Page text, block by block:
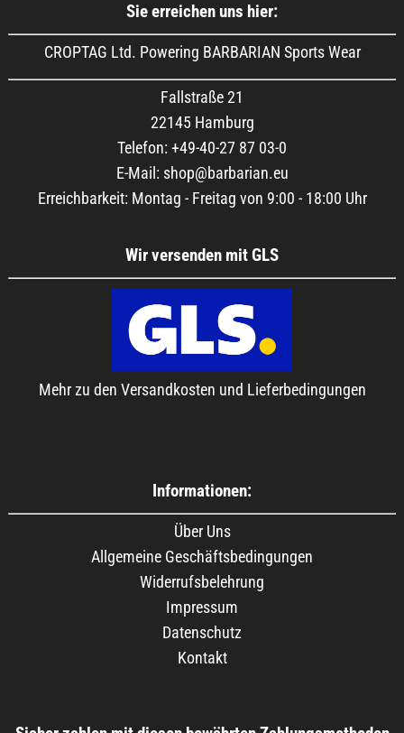
Sie erreichen uns hier:
CROPTAG Ltd. Powering BARBARIAN Sports Wear
Fallstraße 21
22145 Hamburg
Telefon: +49-40-27 87 03-0
E-Mail: shop@barbarian.eu
Erreichbarkeit: Montag - Freitag von 9:00 - 18:00 Uhr
Wir versenden mit GLS
Mehr zu den Versandkosten und Lieferbedingungen
Informationen:
Über Uns
Allgemeine Geschäftsbedingungen
Widerrufsbelehrung
Impressum
Datenschutz
Kontakt